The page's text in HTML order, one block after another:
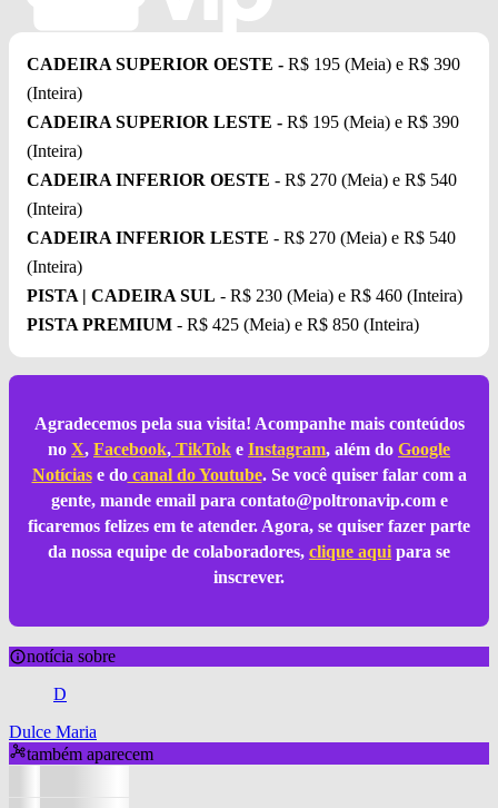
CADEIRA SUPERIOR OESTE - R$ 195 (Meia) e R$ 390
(Inteira)
CADEIRA SUPERIOR LESTE - R$ 195 (Meia) e R$ 390
(Inteira)
CADEIRA INFERIOR OESTE - R$ 270 (Meia) e R$ 540
(Inteira)
CADEIRA INFERIOR LESTE - R$ 270 (Meia) e R$ 540
(Inteira)
PISTA | CADEIRA SUL - R$ 230 (Meia) e R$ 460 (Inteira)
PISTA PREMIUM - R$ 425 (Meia) e R$ 850 (Inteira)
Agradecemos pela sua visita! Acompanhe mais conteúdos
no X, Facebook, TikTok e Instagram, além do Google
Notíciase docanal do Youtube. Se você quiser falar com a
gente, mande email para contato@poltronavip.come
ficaremos felizes em te atender. Agora, se quiser fazer parte
da nossa equipe de colaboradores, clique aqui para se
inscrever.
notícia sobre
D
Dulce Maria
também aparecem